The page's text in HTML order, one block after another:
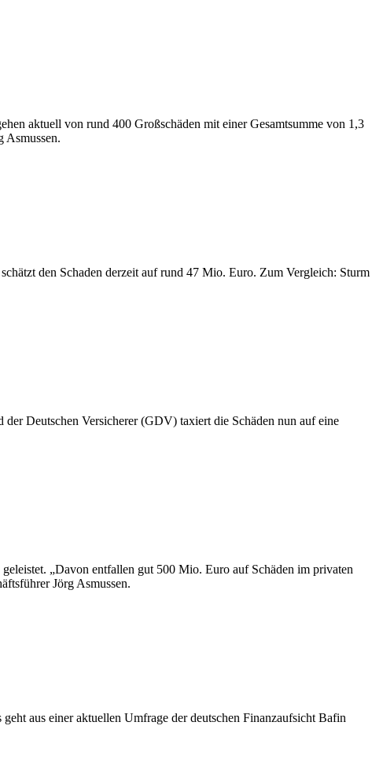
aktuell von rund 400 Großschäden mit einer Gesamtsumme von 1,3
Asmussen.
den Schaden derzeit auf rund 47 Mio. Euro. Zum Vergleich: Sturm
Deutschen Versicherer (GDV) taxiert die Schäden nun auf eine
„Davon entfallen gut 500 Mio. Euro auf Schäden im privaten
Jörg Asmussen.
aus einer aktuellen Umfrage der deutschen Finanzaufsicht Bafin